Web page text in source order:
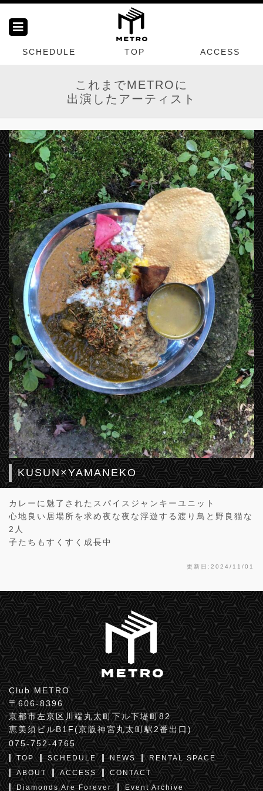
SCHEDULE TOP ACCESS
これまでMETROに
出演したアーティスト
KUSUN×YAMANEKO
カレーに魅了されたスパイスジャンキーユニット
心地良い居場所を求め夜な夜な浮遊する渡り鳥と野良猫な
2人
子たちもすくすく成長中
更新日:2024/11/01
Club METRO
〒606-8396
京都市左京区川端丸太町下ル下堤町82
恵美須ビルB1F(京阪神宮丸太町駅2番出口)
075-752-4765
TOP SCHEDULE NEWS
RENTAL SPACE
ABOUT
ACCESS
CONTACT
Diamonds Are Forever
Event Archive